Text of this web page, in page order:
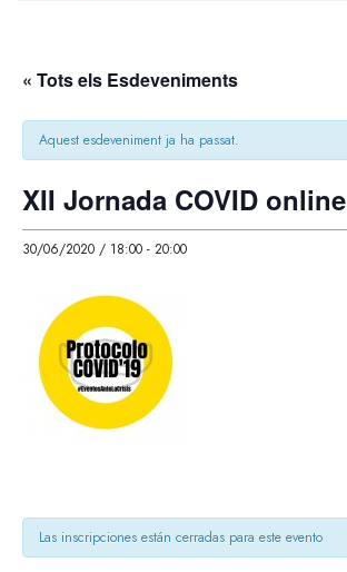
« Tots els Esdeveniments
Aquest esdeveniment ja ha passat.
XII Jornada COVID online
30/06/2020 / 18:00 - 20:00
Las inscripciones están cerradas para este evento